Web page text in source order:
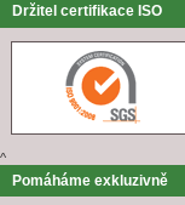
Držitel certifikace ISO
^
Pomáháme exkluzivně